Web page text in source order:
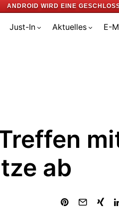
ANDROID WIRD EINE
Just-In Aktuelles E-
ab